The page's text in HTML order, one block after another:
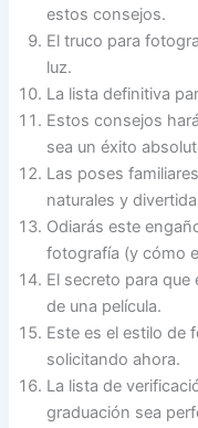
estos consejos.
El truco para
luz.
La lista definitiva
Estos consejos
sea un éxito
Las poses
naturales y
Odiarás este
fotografía (y cómo
El secreto para
de una película.
Este es el estilo de
solicitando ahora.
La lista de
graduación sea